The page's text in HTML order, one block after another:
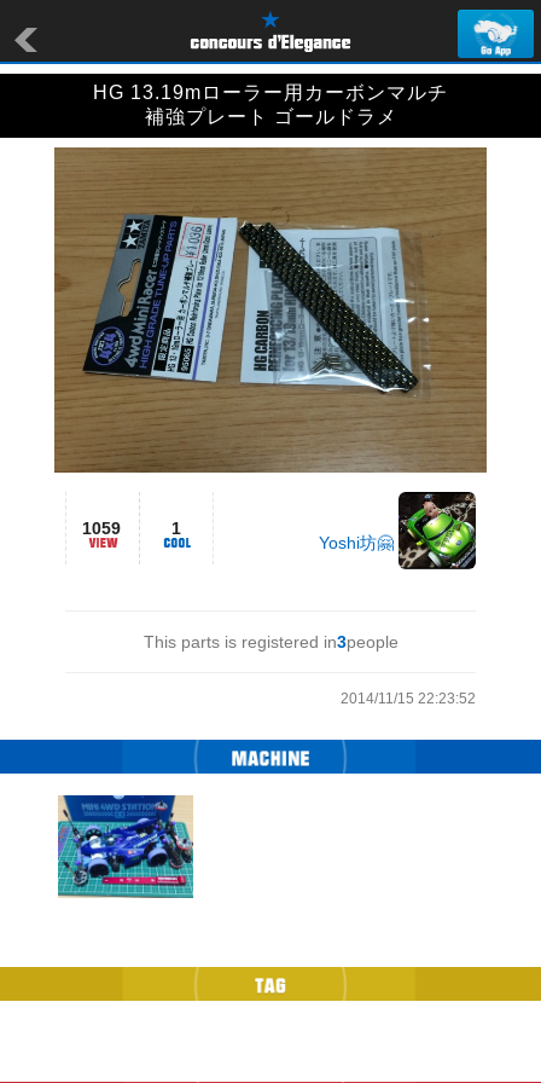
HG 13.19mローラー用カーボンマルチ
補強プレート ゴールドラメ
1059 1
Yoshi坊🤗
This parts is registered in3people
2014/11/15 22:23:52